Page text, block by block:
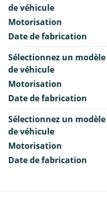
de véhicule
Motorisation
Date de fabrication
Sélectionnez un modèle
de véhicule
Motorisation
Date de fabrication
Sélectionnez un modèle
de véhicule
Motorisation
Date de fabrication